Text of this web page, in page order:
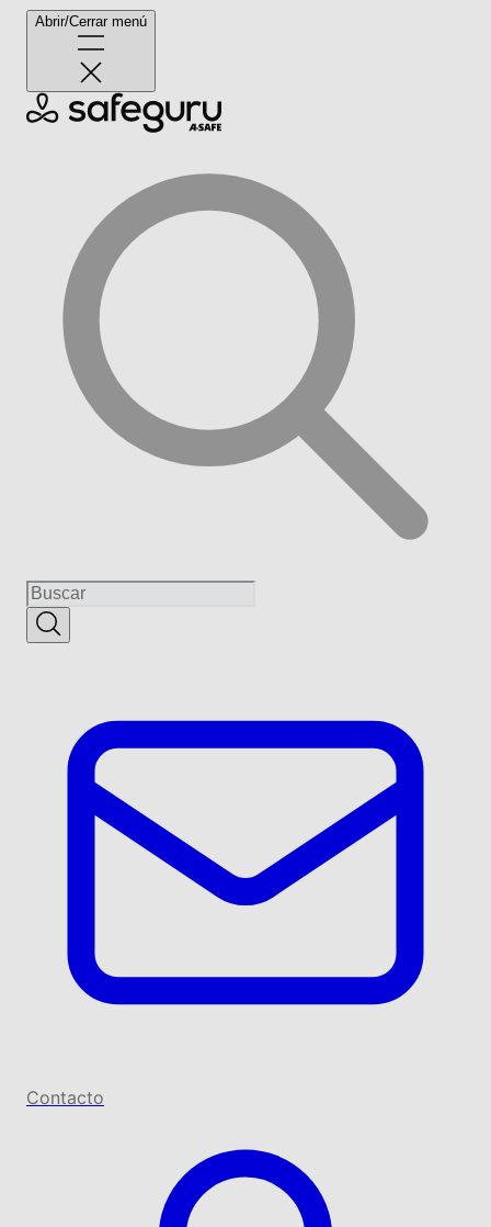
Abrir/Cerrar menú
Contacto